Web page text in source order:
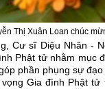
Thị Xuân Loan chúc
Cư sĩ Diệu Nhân -
Phật tử nhằm mục
phần phụng sự
Gia đình Phật